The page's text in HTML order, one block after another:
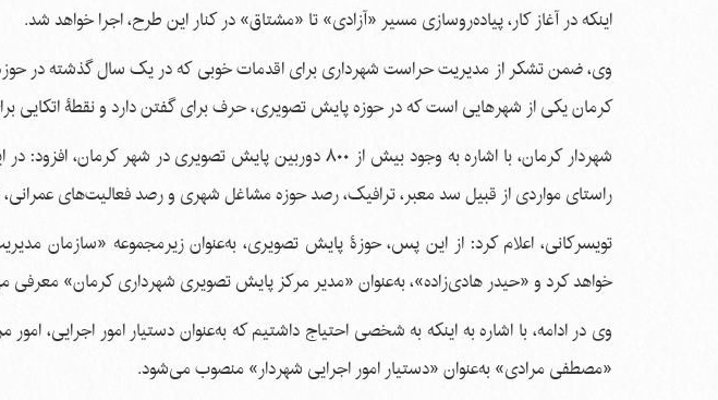
اینکه در آغاز کار، پیاده‌روسازی مسیر «آزادی» تا «مشتاق» در کنار این طرح، اجرا خواهد شد.
وی، ضمن تشکر از مدیریت حراست شهرداری برای اقدمات خوبی که در یک سال گذشته در
کرمان یکی از شهرهایی است که در حوزه پایش تصویری، حرف برای گفتن دارد و نقطۀ اتکایی
شهردار کرمان، با اشاره به وجود بیش از ۸۰۰ دوربین ‌پایش تصویری
راستای مواردی از قبیل سد معبر، ترافیک، رصد حوزه‌ مشاغل شهری و رصد فعالیت‌های
تویسرکانی، اعلام کرد: از این پس، حوزۀ پایش تصویری، به‌عنوان زیرمجموعه «سازمان
خواهد کرد و «حیدر هادی‌زاده»، به‌عنوان «مدیر مرکز پایش تصویری شهرداری کرمان»
وی در ادامه، با اشاره به اینکه به شخصی احتیاج داشتیم که به‌عنوان دستیار امور اجرایی،
«مصطفی مرادی» به‌عنوان «دستیار امور اجرایی شهردار» منصوب می‌شود.